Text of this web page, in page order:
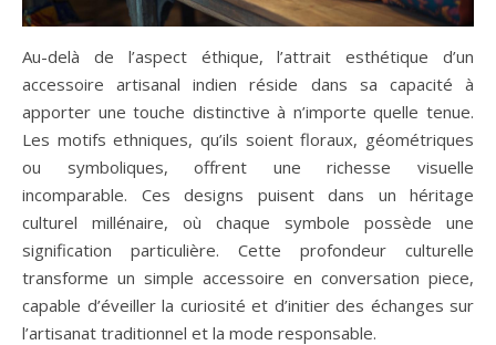
Au-delà de l’aspect éthique, l’attrait esthétique d’un
accessoire artisanal indien réside dans sa capacité à
apporter une touche distinctive à n’importe quelle tenue.
Les motifs ethniques, qu’ils soient floraux, géométriques
ou symboliques, offrent une richesse visuelle
incomparable. Ces designs puisent dans un héritage
culturel millénaire, où chaque symbole possède une
signification particulière. Cette profondeur culturelle
transforme un simple accessoire en conversation piece,
capable d’éveiller la curiosité et d’initier des échanges sur
l’artisanat traditionnel et la mode responsable.